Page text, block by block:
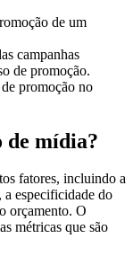
de um
campanhas
de promoção.
promoção no
de mídia?
fatores, incluindo a
a especificidade do
orçamento. O
métricas que são